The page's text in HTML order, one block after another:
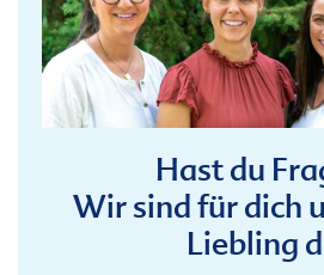
Hast du
Wir sind für dich
Liebling